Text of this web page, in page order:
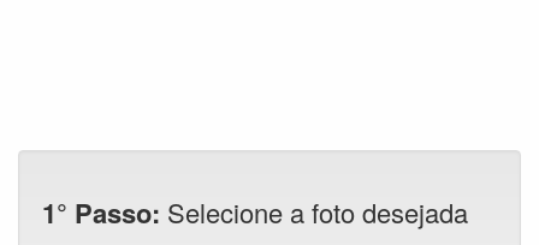
1° Passo: Selecione a foto desejada